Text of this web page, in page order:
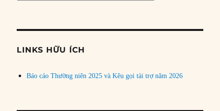
đề
LINKS HỮU ÍCH
Báo cáo Thường niên 2025 và Kêu gọi tài trợ năm 2026